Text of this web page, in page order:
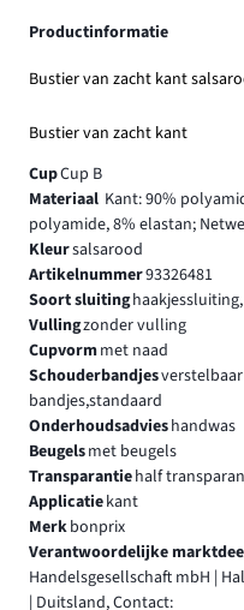
Productinformatie
Bustier van zacht kant
Bustier van zacht kant
CupCup B
Materiaal Kant: 90%
polyamide, 8% elastan;
Kleursalsarood
Artikelnummer93326481
Soort sluiting
Vullingzonder vulling
Cupvormmet naad
Schouderbandjes
bandjes,standaard
Onderhoudsadvieshandwas
Beugelsmet beugels
Transparantiehalf
Applicatiekant
Merkbonprix
Verantwoordelijke
Handelsgesellschaft mbH |
| Duitsland, Contact: